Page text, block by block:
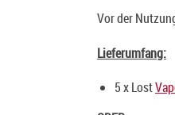
Vor der
Lieferumfang:
5 x Lost